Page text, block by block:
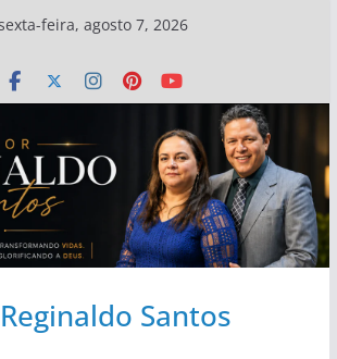
feira, agosto 7, 2026
Santos